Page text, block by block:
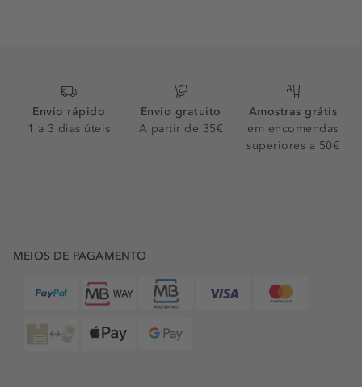
Envio rápido
1 a 3 dias úteis
Envio gratuito
A partir de 35€
Amostras grátis
em encomendas
superiores a 50€
MEIOS DE PAGAMENTO